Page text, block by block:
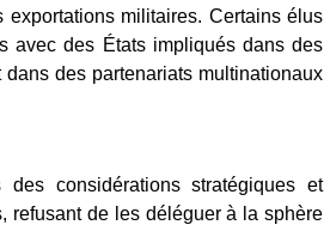
militaires. Certains élus
avec des États impliqués dans des
des partenariats multinationaux
considérations stratégiques et
refusant de les déléguer à la sphère